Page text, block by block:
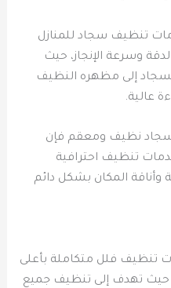
تنظيف سجاد للمنازل
وسرعة الإنجاز، حيث
إلى مظهره النظيف
عالية.
نظيف ومعقم فإن
تنظيف احترافية
المكان بشكل دائم
تنظيف فلل متكاملة بأعلى
حيث تهدف إلى تنظيف جميع